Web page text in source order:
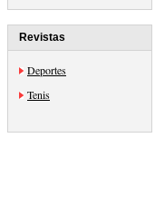
Revistas
Deportes
Tenis